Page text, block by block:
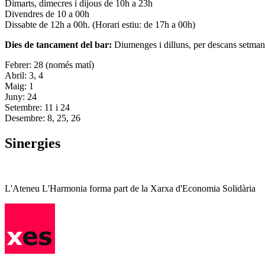
Dimarts, dimecres i dijous de 10h a 23h
Divendres de 10 a 00h
Dissabte de 12h a 00h. (Horari estiu: de 17h a 00h)
Dies de tancament del bar: Diumenges i dilluns, per descans
Febrer: 28 (només matí)
Abril: 3, 4
Maig: 1
Juny: 24
Setembre: 11 i 24
Desembre: 8, 25, 26
Sinergies
L'Ateneu L'Harmonia forma part de la Xarxa d'Economia Solidària